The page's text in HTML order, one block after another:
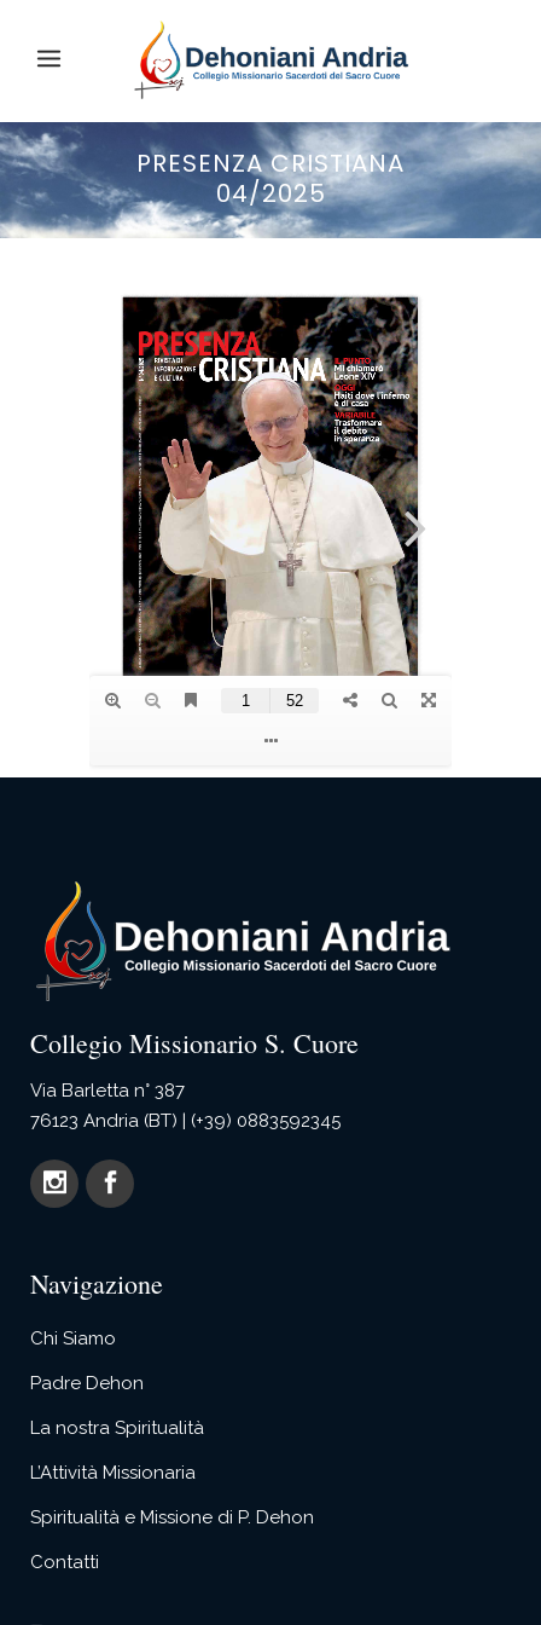
PRESENZA CRISTIANA
04/2025
Collegio Missionario S. Cuore
Via Barletta n° 387
76123 Andria (BT) | (+39) 0883592345
Navigazione
Chi Siamo
Padre Dehon
La nostra Spiritualità
L’Attività Missionaria
Spiritualità e Missione di P. Dehon
Contatti